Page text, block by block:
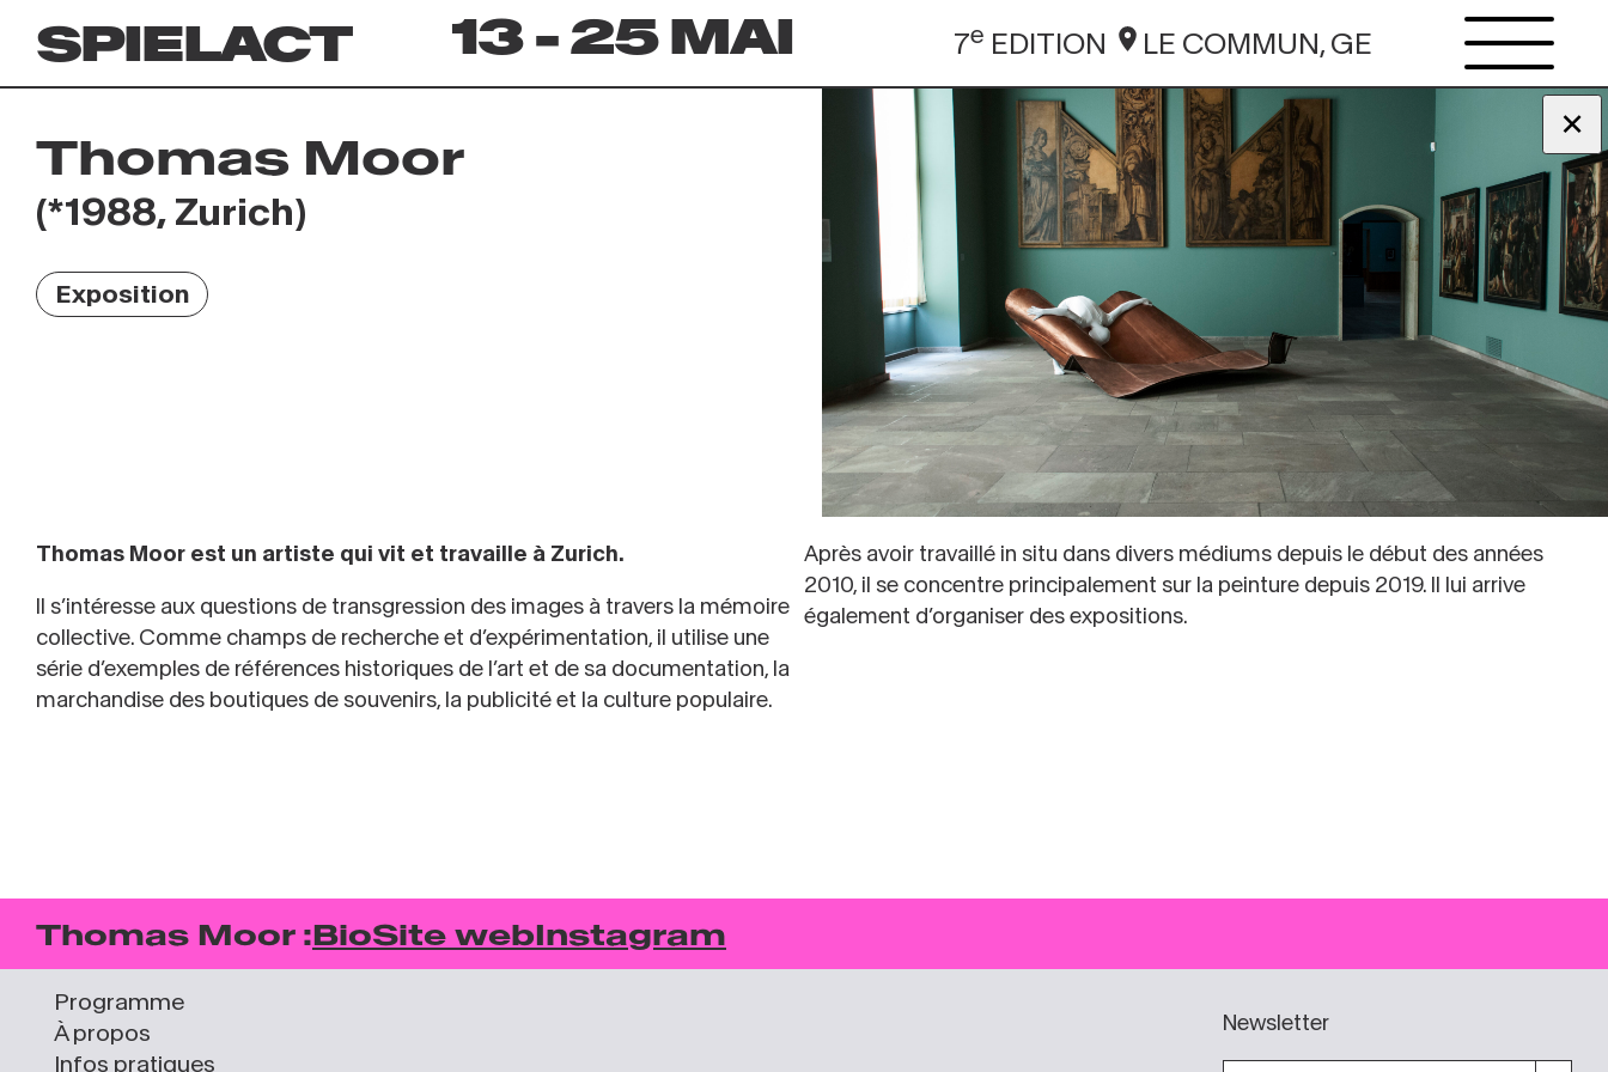
SPIELACT 13 - 25 MAI 7e EDITION LE COMMUN, GE
Archives
×
Thomas Moor
(*1988, Zurich)
Exposition
Thomas Moor est un artiste qui vit et travaille à Zurich.
Il s’intéresse aux questions de transgression des images à travers la mémoire
collective. Comme champs de recherche et d’expérimentation, il utilise une
série d’exemples de références historiques de l’art et de sa documentation, la
marchandise des boutiques de souvenirs, la publicité et la culture populaire.
Après avoir travaillé in situ dans divers médiums depuis le début des années
2010, il se concentre principalement sur la peinture depuis 2019. Il lui arrive
également d’organiser des expositions.
Thomas Moor :BioSite webInstagram
Programme
À propos
Infos pratiques
Newsletter